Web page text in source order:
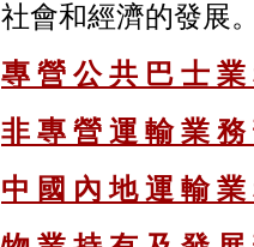
社會和經濟的發展。
專 營 公 共 巴 士 業
非 專 營 運 輸 業 務
中 國 內 地 運 輸 業